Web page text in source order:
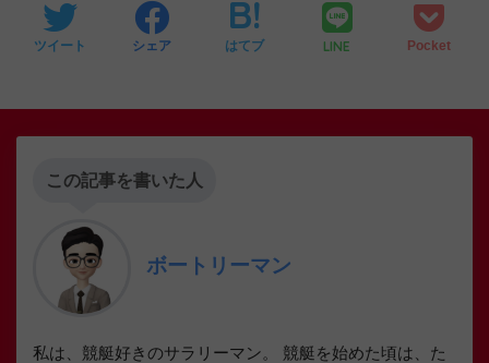
ツイート シェア はてブ LINE Pocket
この記事を書いた人
ボートリーマン
私は、競艇好きのサラリーマン。 競艇を始めた頃は、た